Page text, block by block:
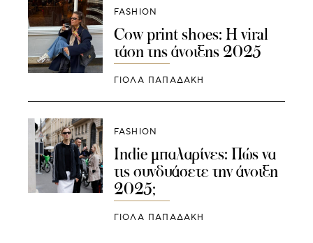
FASHION
Cow print shoes: Η viral
τάση της άνοιξης 2025
ΓΙΌΛΑ ΠΑΠΑΔΆΚΗ
FASHION
Indie μπαλαρίνες: Πώς να
τις συνδυάσετε την άνοιξη
2025;
ΓΙΌΛΑ ΠΑΠΑΔΆΚΗ